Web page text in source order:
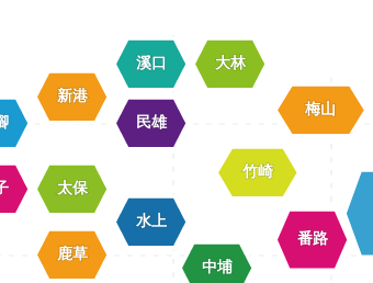
新港
太保
鹿草
溪口 大林
民雄
水上
中埔
竹崎
梅山
番路